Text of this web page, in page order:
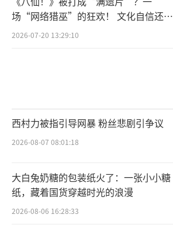
场“网络猎巫”的狂欢！ 文化自信还是
焦虑？
2026-07-20 13:29:10
西村力被指引导网暴 粉丝悲剧引争议
2026-08-07 08:01:18
大白兔奶糖的包装纸火了：一张小小糖
纸，藏着国货穿越时光的浪漫
2026-08-06 16:28:33